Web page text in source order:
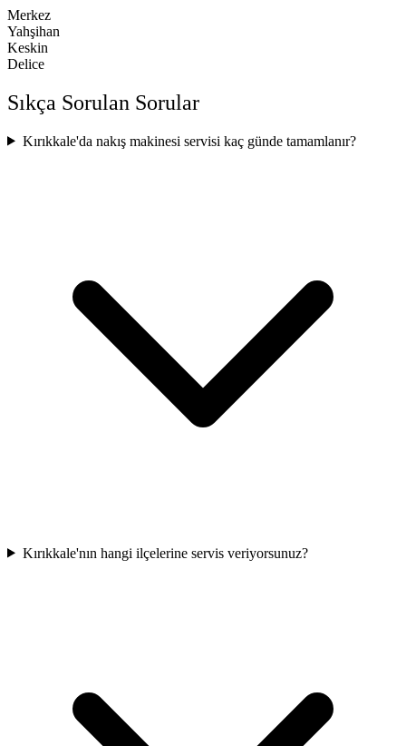
Merkez
Yahşihan
Keskin
Delice
Sıkça Sorulan Sorular
Kırıkkale'da nakış makinesi servisi kaç günde tamamlanır?
Kırıkkale'nın hangi ilçelerine servis veriyorsunuz?